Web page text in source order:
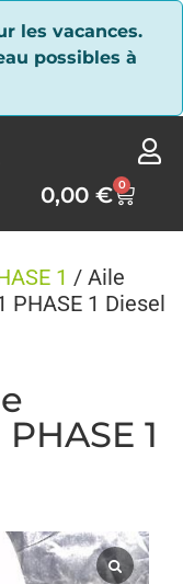
les vacances.
possibles à
0,00€ 0
1 / Aile
PHASE 1 Diesel
1